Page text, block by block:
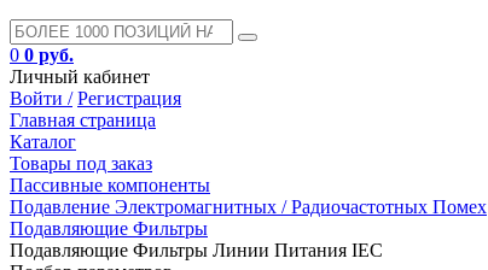
0 0 руб.
Личный кабинет
Войти / Регистрация
Главная страница
Каталог
Товары под заказ
Пассивные компоненты
Подавление Электромагнитных / Радиочастотных Помех
Подавляющие Фильтры
Подавляющие Фильтры Линии Питания IEC